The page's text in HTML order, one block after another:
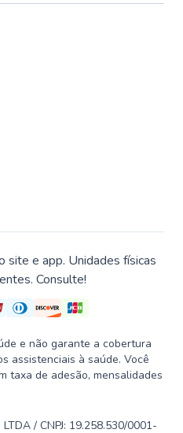
site e app. Unidades físicas
Consulte!
e não garante a cobertura
assistenciais à saúde. Você
taxa de adesão, mensalidades
LTDA / CNPJ: 19.258.530/0001-